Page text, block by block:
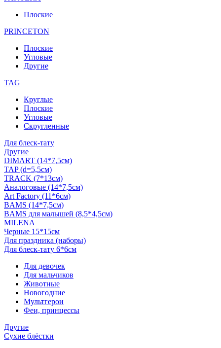
Плоские
PRINCETON
Плоские
Угловые
Другие
TAG
Круглые
Плоские
Угловые
Скругленные
Для блеск-тату
Другие
DIMART (14*7,5см)
TAP (d=5,5см)
TRACK (7*13см)
Аналоговые (14*7,5см)
Art Factory (11*6см)
BAMS (14*7,5см)
BAMS для малышей (8,5*4,5см)
MILENA
Черные 15*15см
Для праздника (наборы)
Для блеск-тату 6*6см
Для девочек
Для мальчиков
Животные
Новогодние
Мультгерои
Феи, принцессы
Другие
Сухие блёстки